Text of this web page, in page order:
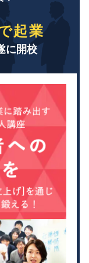
起業
に開校